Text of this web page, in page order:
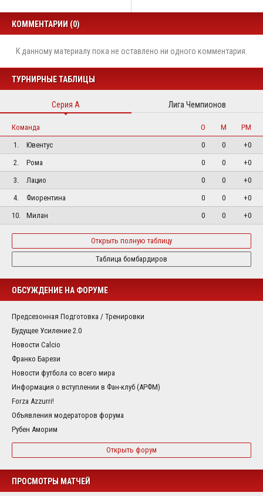
КОММЕНТАРИИ (0)
К данному материалу пока не оставлено ни одного комментария.
ТУРНИРНЫЕ ТАБЛИЦЫ
Серия А Лига Чемпионов
Команда О М
РМ
1.
Ювентус 0 0
+0
2.
Рома 0 0
+0
3.
Лацио 0 0
+0
4.
Фиорентина 0 0
+0
10.
Милан 0 0 +0
Открыть полную таблицу
Таблица бомбардиров
ОБСУЖДЕНИЕ НА ФОРУМЕ
Предсезонная Подготовка / Тренировки
Будущее Усиление 2.0
Новости Calcio
Франко Барези
Новости футбола со всего мира
Информация о вступлении в Фан-клуб (АРФМ)
Forza Azzurri!
Объявления модераторов форума
Рубен Аморим
Открыть форум
ПРОСМОТРЫ МАТЧЕЙ